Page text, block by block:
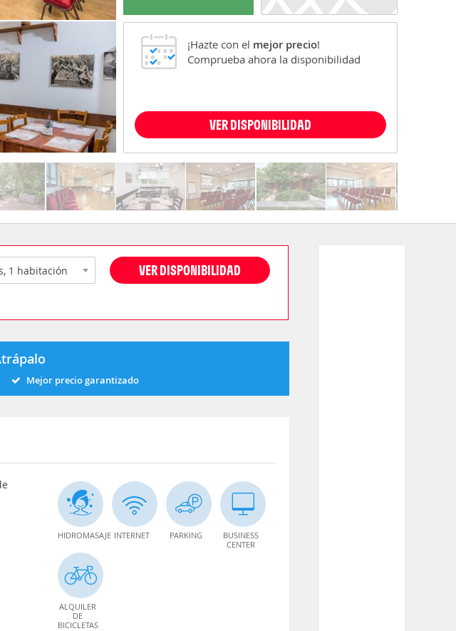
¡Hazte con el mejor precio!
Comprueba ahora la disponibilidad
VER DISPONIBILIDAD
VER DISPONIBILIDAD
Mejor precio garantizado
HIDROMASAJE INTERNET PARKING
BUSINESS
CENTER
ALQUILER
DE
BICICLETAS